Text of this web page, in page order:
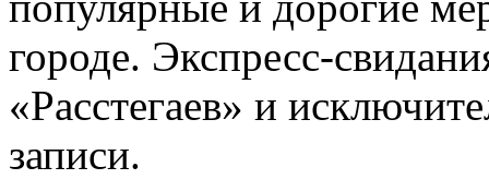
городе. Экспресс-
«Расстегаев» и
записи.